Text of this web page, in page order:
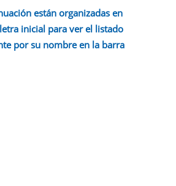
están organizadas en
inicial para ver el listado
por su nombre en la barra